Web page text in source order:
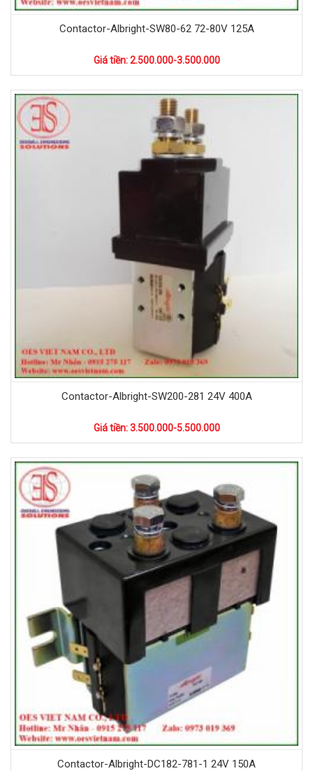
Contactor-Albright-SW80-62 72-80V 125A
Giá tiền: 2.500.000-3.500.000
Contactor-Albright-SW200-281 24V 400A
Giá tiền: 3.500.000-5.500.000
Contactor-Albright-DC182-781-1 24V 150A